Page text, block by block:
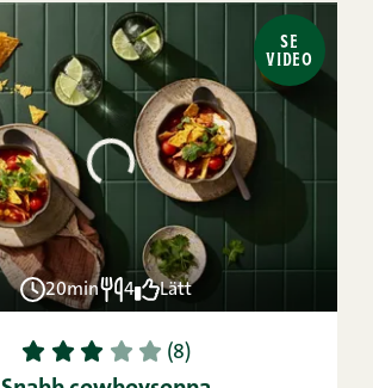
SE
VIDEO
20min 4 Lätt
1 2 3 4 5 (8)